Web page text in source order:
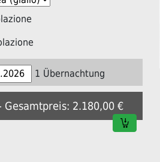
1 Übernachtung
Gesamtpreis: 2.180,00 €